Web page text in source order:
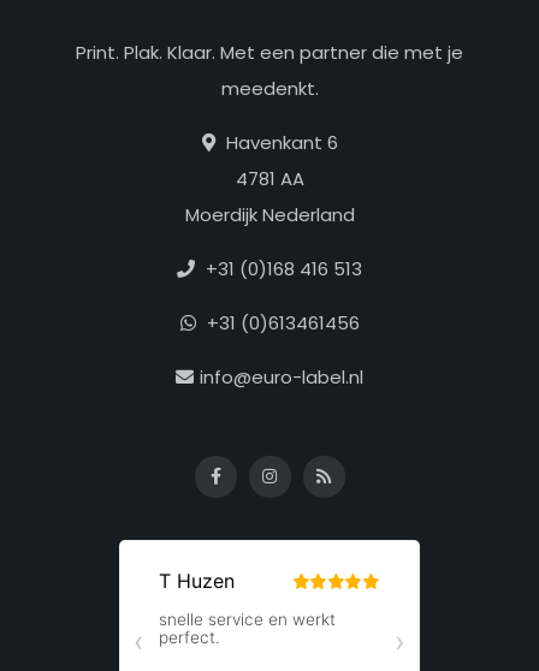
Print. Plak. Klaar. Met een partner die met je
meedenkt.
Havenkant 6
4781 AA
Moerdijk Nederland
+31 (0)168 416 513
+31 (0)613461456
info@euro-label.nl